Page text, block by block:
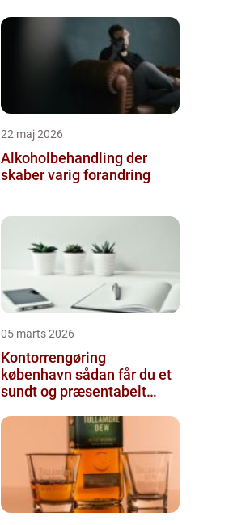
22 maj 2026
Alkoholbehandling der
skaber varig forandring
05 marts 2026
Kontorrengøring
københavn sådan får du et
sundt og præsentabelt